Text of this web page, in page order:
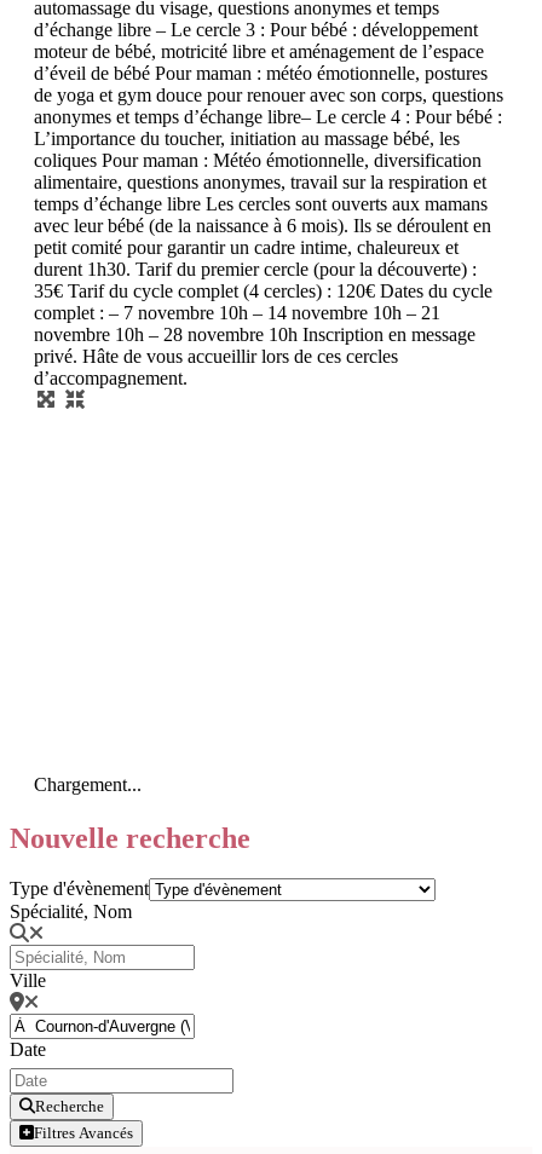
automassage du visage, questions anonymes et temps
d’échange libre – Le cercle 3 : Pour bébé : développement
moteur de bébé, motricité libre et aménagement de l’espace
d’éveil de bébé Pour maman : météo émotionnelle, postures
de yoga et gym douce pour renouer avec son corps, questions
anonymes et temps d’échange libre​ – Le cercle 4 : Pour bébé :
L’importance du toucher, initiation au massage bébé, les
coliques Pour maman : Météo émotionnelle, diversification
alimentaire, questions anonymes, travail sur la respiration et
temps d’échange libre Les cercles sont ouverts aux mamans
avec leur bébé (de la naissance à 6 mois). Ils se déroulent en
petit comité pour garantir un cadre intime, chaleureux et
durent 1h30. Tarif du premier cercle (pour la découverte) :
35€ Tarif du cycle complet (4 cercles) : 120€ Dates du cycle
complet : – 7 novembre 10h – 14 novembre 10h – 21
novembre 10h – 28 novembre 10h Inscription en message
privé. Hâte de vous accueillir lors de ces cercles
d’accompagnement.
Chargement...
Nouvelle recherche
Type d'évènement
Spécialité, Nom
Ville
Date
Recherche
Filtres Avancés